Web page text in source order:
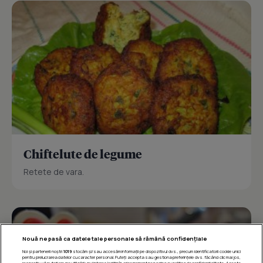
Chiftelute de legume
Retete de vara.
Nouă ne pasă ca datele tale personale să rămână confidențiale
Noi și partenerii noștri 1019stocăm și/sau accesăm informații pe dispozitivul dvs., precum identificatorii cookie unici
pentru prelucrarea datelor cu caracter personal. Puteți accepta sau gestiona preferințele dvs. făcând clic mai jos,